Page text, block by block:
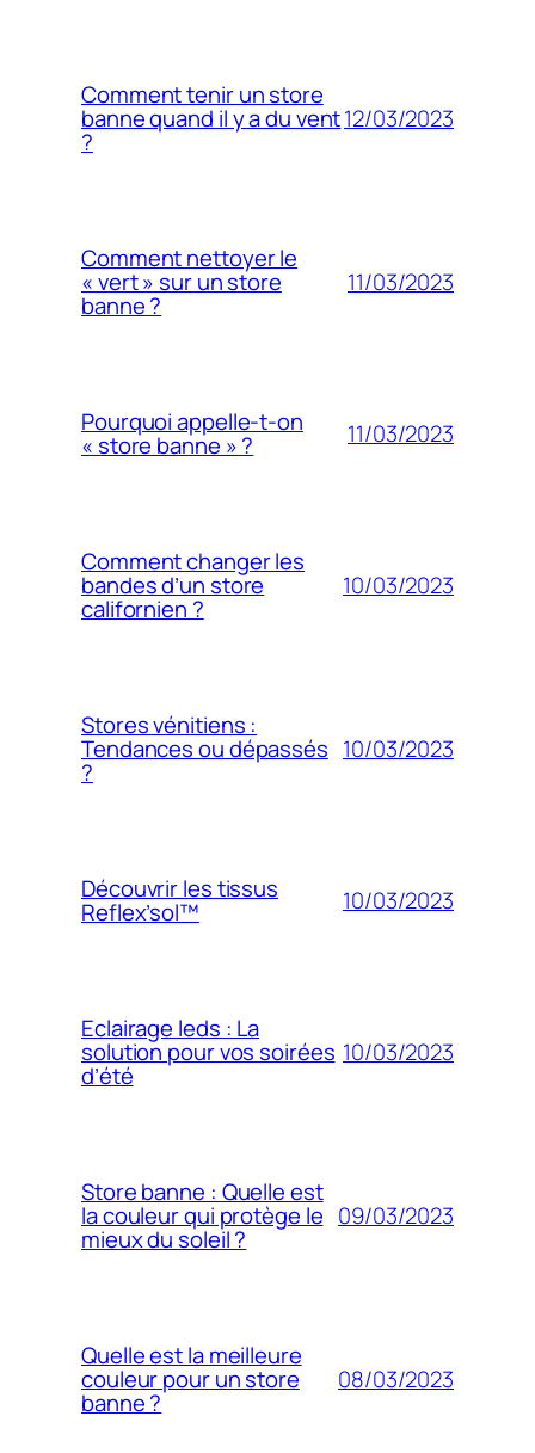
Comment tenir un store
banne quand il y a du vent
?
12/03/2023
Comment nettoyer le
« vert » sur un store
banne ?
11/03/2023
Pourquoi appelle-t-on
« store banne » ? 11/03/2023
Comment changer les
bandes d’un store
californien ?
10/03/2023
Stores vénitiens :
Tendances ou dépassés
?
10/03/2023
Découvrir les tissus
Reflex’sol™ 10/03/2023
Eclairage leds : La
solution pour vos soirées
d’été
10/03/2023
Store banne : Quelle est
la couleur qui protège le
mieux du soleil ?
09/03/2023
Quelle est la meilleure
couleur pour un store
banne ?
08/03/2023